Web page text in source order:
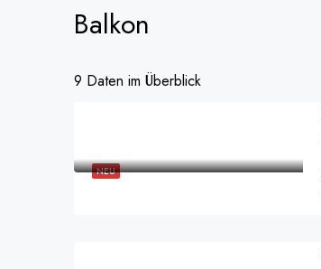
Balkon
9 Daten im Überblick
NEU